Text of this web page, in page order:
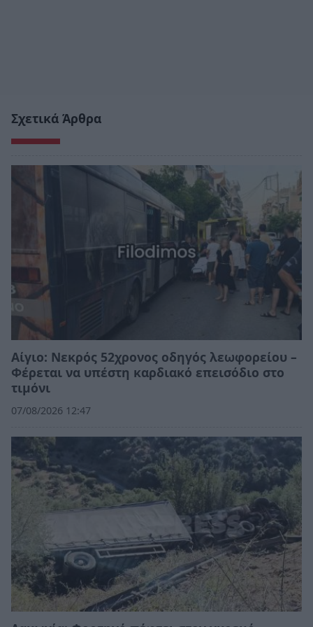
Σχετικά Άρθρα
Αίγιο: Νεκρός 52χρονος οδηγός λεωφορείου –
Φέρεται να υπέστη καρδιακό επεισόδιο στο
τιμόνι
07/08/2026 12:47